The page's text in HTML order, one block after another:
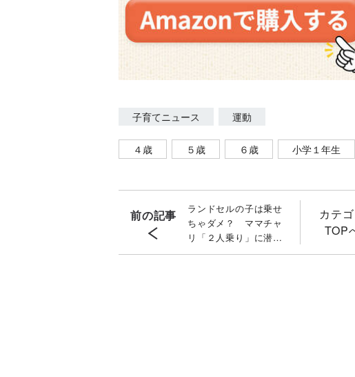
子育てニュース 運動
４歳 ５歳 ６歳 小学１年生
前の記事
ランドセルの子は乗せ
ちゃダメ？ ママチャ
リ「２人乗り」に潜む
「青切符」と「事故」
カテゴ
TOP